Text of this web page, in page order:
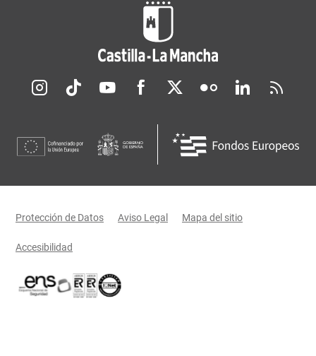
Redes sociales JCCM
Menú legal
Protección de Datos Aviso Legal Mapa del sitio
Accesibilidad